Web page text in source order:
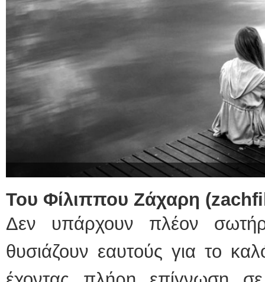
Του Φίλιππου Ζάχαρη
Δεν υπάρχουν πλέον
θυσιάζουν εαυτούς για το